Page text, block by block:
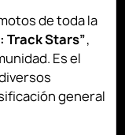
de toda la
Track Stars”,
Es el
general